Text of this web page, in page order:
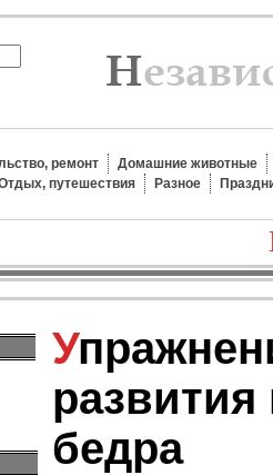
ремонт
Домашние животные
путешествия
Разное
Упражнения для
бедра